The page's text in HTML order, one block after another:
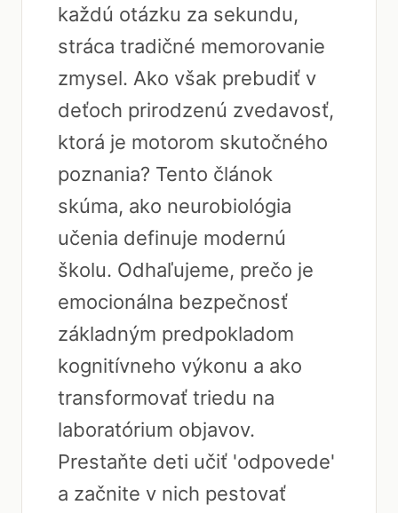
každú otázku za sekundu,
stráca tradičné memorovanie
zmysel. Ako však prebudiť v
deťoch prirodzenú zvedavosť,
ktorá je motorom skutočného
poznania? Tento článok
skúma, ako neurobiológia
učenia definuje modernú
školu. Odhaľujeme, prečo je
emocionálna bezpečnosť
základným predpokladom
kognitívneho výkonu a ako
transformovať triedu na
laboratórium objavov.
Prestaňte deti učiť 'odpovede'
a začnite v nich pestovať